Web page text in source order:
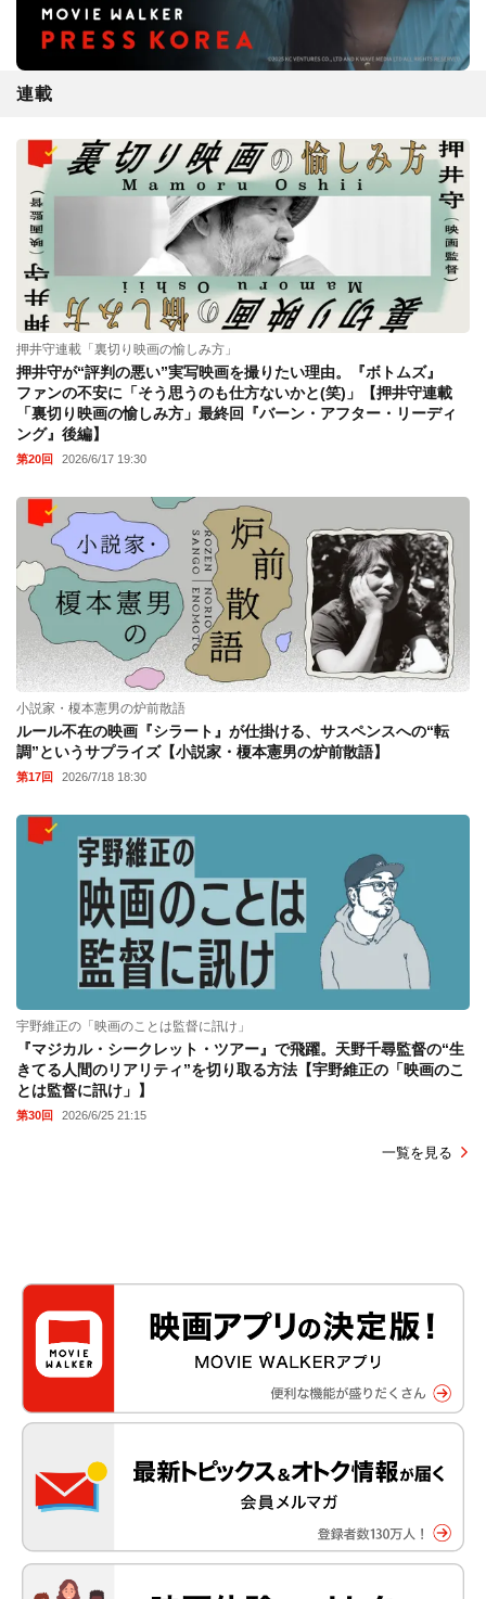
連載
押井守連載「裏切り映画の愉しみ方」
押井守が“評判の悪い”実写映画を撮りたい理由。『ボトムズ』
ファンの不安に「そう思うのも仕方ないかと(笑)」【押井守連載
「裏切り映画の愉しみ方」最終回『バーン・アフター・リーディ
ング』後編】
第20回 2026/6/17 19:30
小説家・榎本憲男の炉前散語
ルール不在の映画『シラート』が仕掛ける、サスペンスへの“転
調”というサプライズ【小説家・榎本憲男の炉前散語】
第17回 2026/7/18 18:30
宇野維正の「映画のことは監督に訊け」
『マジカル・シークレット・ツアー』で飛躍。天野千尋監督の“生
きてる人間のリアリティ”を切り取る方法【宇野維正の「映画のこ
とは監督に訊け」】
第30回 2026/6/25 21:15
一覧を見る